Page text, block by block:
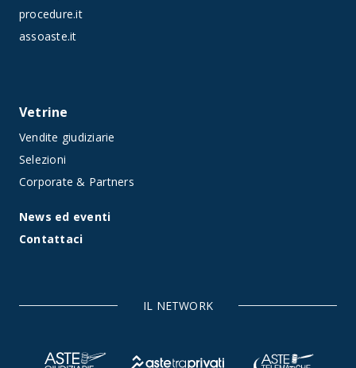
procedure.it
assoaste.it
Vetrine
Vendite giudiziarie
Selezioni
Corporate & Partners
News ed eventi
Contattaci
IL NETWORK